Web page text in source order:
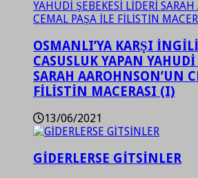
OSMANLI’YA KARŞI
CASUSLUK YAPAN
SARAH AAROHNSON’UN
FİLİSTİN MACERASI (I)
13/06/2021
GİDERLERSE GİTSİNLER